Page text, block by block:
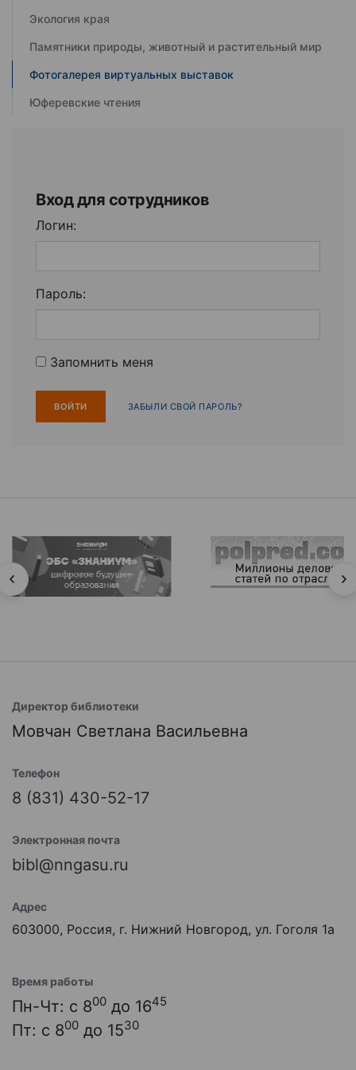
Экология края
Памятники природы, животный и растительный мир
Фотогалерея виртуальных выставок
Юферевские чтения
Вход для сотрудников
Логин:
Пароль:
Запомнить меня
ЗАБЫЛИ СВОЙ ПАРОЛЬ?
Директор библиотеки
Мовчан Светлана Васильевна
Телефон
8 (831) 430-52-17
Электронная почта
bibl@nngasu.ru
Адрес
603000, Россия, г. Нижний Новгород, ул. Гоголя 1а
Время работы
Пн-Чт: с 800 до 1645
Пт: с 800 до 1530